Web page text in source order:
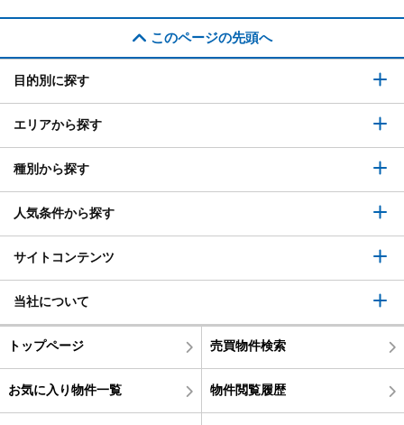
このページの先頭へ
目的別に探す
エリアから探す
種別から探す
人気条件から探す
サイトコンテンツ
当社について
トップページ 売買物件検索
お気に入り物件一覧 物件閲覧履歴